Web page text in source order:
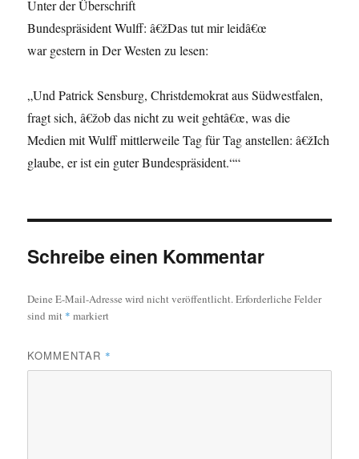
Unter der Überschrift
Bundespräsident Wulff: â€žDas tut mir leidâ€œ
war gestern in Der Westen zu lesen:
„Und Patrick Sensburg, Christdemokrat aus Südwestfalen,
fragt sich, â€žob das nicht zu weit gehtâ€œ, was die
Medien mit Wulff mittlerweile Tag für Tag anstellen: â€žIch
glaube, er ist ein guter Bundespräsident.““
Schreibe einen Kommentar
Deine E-Mail-Adresse wird nicht veröffentlicht.Erforderliche Felder
sind mit * markiert
KOMMENTAR *